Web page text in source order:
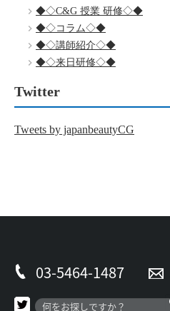
◆◇C&G 授業 研修◇◆
◆◇コラム◇◆
◆◇講師紹介◇◆
◆◇来日研修◇◆
Twitter
Tweets by japanbeautyCG
03-5464-1487